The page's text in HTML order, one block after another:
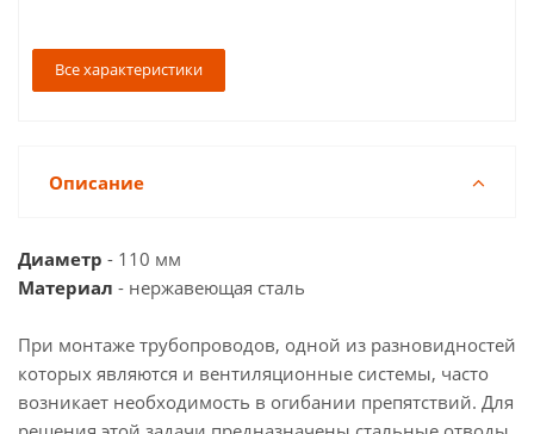
Все характеристики
Описание
Диаметр - 110 мм
Материал - нержавеющая сталь
При монтаже трубопроводов, одной из разновидностей
которых являются и вентиляционные системы, часто
возникает необходимость в огибании препятствий. Для